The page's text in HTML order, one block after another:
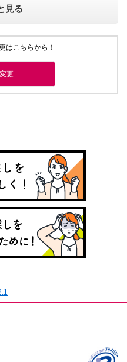
見る
はこちらから！
更